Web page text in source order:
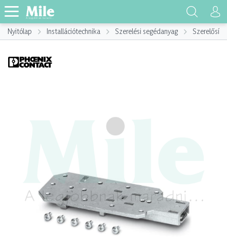
Nyitólap Installációtechnika Szerelési segédanyag Szerelősín